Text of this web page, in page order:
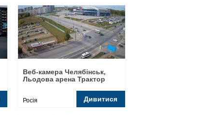
Веб-камера Челябінськ,
Льодова арена Трактор
Росія Дивитися